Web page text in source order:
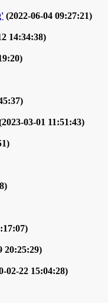
(2022-06-04 09:27:21)
14:34:38)
03-01 11:51:43)
20:25:29)
02-22 15:04:28)